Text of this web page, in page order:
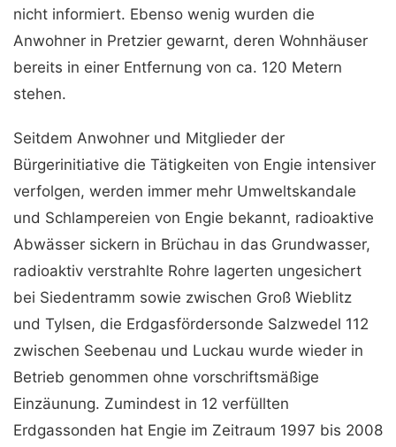
nicht informiert. Ebenso wenig wurden die
Anwohner in Pretzier gewarnt, deren Wohnhäuser
bereits in einer Entfernung von ca. 120 Metern
stehen.
Seitdem Anwohner und Mitglieder der
Bürgerinitiative die Tätigkeiten von Engie intensiver
verfolgen, werden immer mehr Umweltskandale
und Schlampereien von Engie bekannt, radioaktive
Abwässer sickern in Brüchau in das Grundwasser,
radioaktiv verstrahlte Rohre lagerten ungesichert
bei Siedentramm sowie zwischen Groß Wieblitz
und Tylsen, die Erdgasfördersonde Salzwedel 112
zwischen Seebenau und Luckau wurde wieder in
Betrieb genommen ohne vorschriftsmäßige
Einzäunung. Zumindest in 12 verfüllten
Erdgassonden hat Engie im Zeitraum 1997 bis 2008